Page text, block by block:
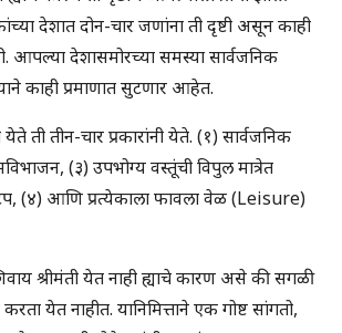
देशात दोन-चार जणांना ती दृष्टी असून काही
देशासमोरच्या समस्या सार्वजनिक
काही प्रमाणात सुटणार आहेत.
येते ती तीन-चार प्रकारांनी येते. (१) सार्वजनिक
(३) उपभोग्य वस्तूंची विपुल मात्रेत
(४) आणि प्रत्येकाला फावला वेळ (Leisure)
श्रीमंती येत नाही ह्याचे कारण असे की सगळी
येत नाहीत. यानिमित्ताने एक गोष्ट सांगतो,